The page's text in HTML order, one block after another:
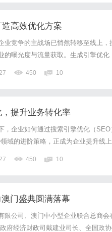
高效优化方案
业竞争的主战场已悄然转移至线上
的曝光度与流量获取。生成引擎优化
业突破流量瓶颈、实现业务增长的重
展开探讨，为企业在复杂多变的搜索
450 10
提升业务转化率
，企业如何通过搜索引擎优化（
域的进阶策略，正成为企业提升线
逻辑、精准匹配地域化需求，帮助企
效转化的企业而言，掌握GEO优化的
450 10
门盛典圆满落幕
限公司、澳门中小型企业联合总商会
府经济财政司戴建业司长、全国政